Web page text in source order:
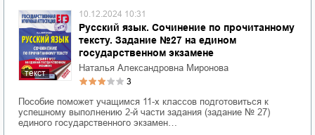
текст
Русский язык. Сочинение по прочитанному
тексту. Задание №27 на едином
государственном экзамене
10.12.2024 10:31
Наталья Александровна Миронова
3
Пособие поможет учащимся 11-х классов подготовиться к
успешному выполнению 2-й части задания (задание № 27)
единого государственного экзамен…